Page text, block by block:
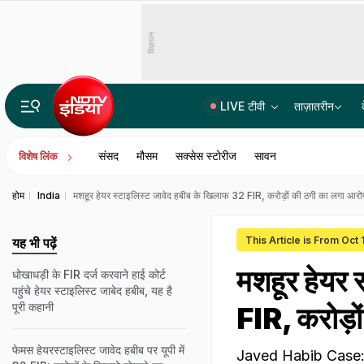
विज्ञापन
LIVE टीवी ताज़ातरीन
विशेष लिंक संसद मौसम सक्सेस स्टोरीज सावन
होम India मशहूर हेयर स्टाइलिस्ट जावेद हबीब के खिलाफ 32 FIR, करोड़ों की ठगी का लगा
This Article is From Oct
मशहूर हेयर
FIR,
Javed Habib Case:
यह भी पढ़ें
धोखाधड़ी के FIR दर्ज करवाने हाई कोर्ट
पहुंचे हेयर स्टाइलिस्ट जाबेद हबीब, यह है
पूरी कहानी
फेमस हेयरस्टाइलिस्ट जावेद हबीब पर यूपी में